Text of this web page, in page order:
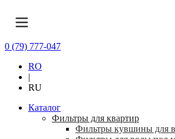
0 (79) 777-047
RO
|
RU
Каталог
Фильтры для квартир
Фильтры кувшины для